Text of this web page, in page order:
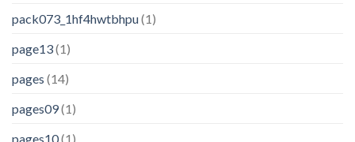
pack073_1hf4hwtbhpu(1)
page13(1)
pages (14)
pages09(1)
pages10(1)